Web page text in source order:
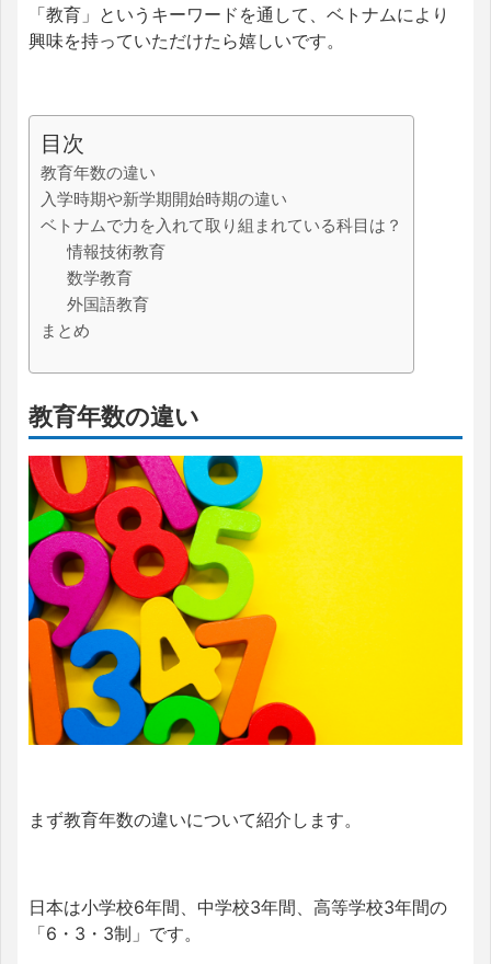
「教育」というキーワードを通して、ベトナムにより
興味を持っていただけたら嬉しいです。
目次
教育年数の違い
入学時期や新学期開始時期の違い
ベトナムで力を入れて取り組まれている科目は？
情報技術教育
数学教育
外国語教育
まとめ
教育年数の違い
まず教育年数の違いについて紹介します。
日本は小学校6年間、中学校3年間、高等学校3年間の
「6・3・3制」です。